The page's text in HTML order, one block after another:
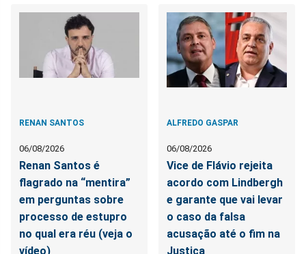
RENAN SANTOS
06/08/2026
Renan Santos é
flagrado na “mentira”
em perguntas sobre
processo de estupro
no qual era réu (veja o
vídeo)
ALFREDO GASPAR
06/08/2026
Vice de Flávio rejeita
acordo com Lindbergh
e garante que vai levar
o caso da falsa
acusação até o fim na
Justiça